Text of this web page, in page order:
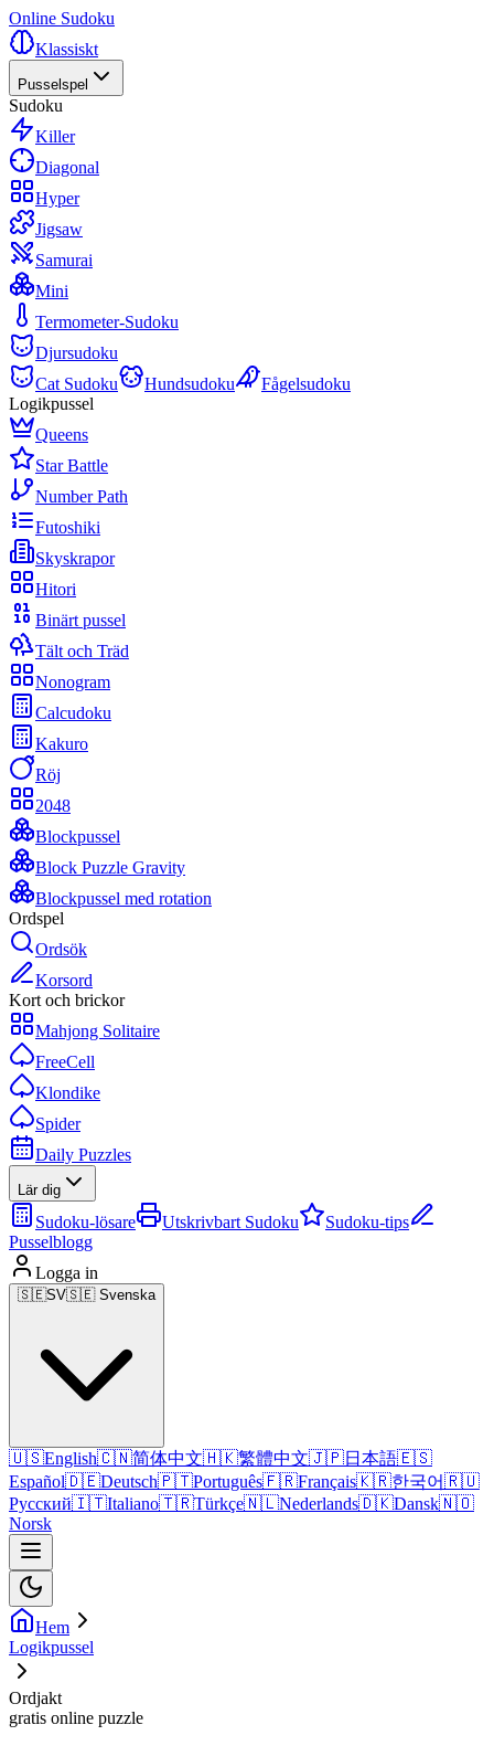
Online Sudoku
Klassiskt
Pusselspel
Sudoku
Killer
Diagonal
Hyper
Jigsaw
Samurai
Mini
Termometer-Sudoku
Djursudoku
Cat Sudoku
Hundsudoku
Fågelsudoku
Logikpussel
Queens
Star Battle
Number Path
Futoshiki
Skyskrapor
Hitori
Binärt pussel
Tält och Träd
Nonogram
Calcudoku
Kakuro
Röj
2048
Blockpussel
Block Puzzle Gravity
Blockpussel med rotation
Ordspel
Ordsök
Korsord
Kort och brickor
Mahjong Solitaire
FreeCell
Klondike
Spider
Daily Puzzles
Lär dig
Sudoku-lösare Utskrivbart Sudoku
Sudoku-tips
Pusselblogg
Logga in
🇸🇪SV🇸🇪 Svenska
🇺🇸English🇨🇳简体中文🇭🇰繁體中文🇯🇵日本語🇪🇸
Español🇩🇪Deutsch🇵🇹Português🇫🇷Français🇰🇷한국어🇷🇺
Русский🇮🇹Italiano🇹🇷Türkçe🇳🇱Nederlands🇩🇰Dansk🇳🇴
Norsk
Hem
Logikpussel
Ordjakt
gratis online puzzle